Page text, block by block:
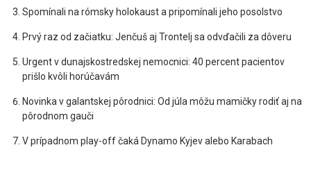
Spomínali na rómsky holokaust a pripomínali jeho posolstvo
Prvý raz od začiatku: Jenčuš aj Trontelj sa odvďačili za dôveru
Urgent v dunajskostredskej nemocnici: 40 percent pacientov
prišlo kvôli horúčavám
Novinka v galantskej pôrodnici: Od júla môžu mamičky rodiť aj na
pôrodnom gauči
V prípadnom play-off čaká Dynamo Kyjev alebo Karabach